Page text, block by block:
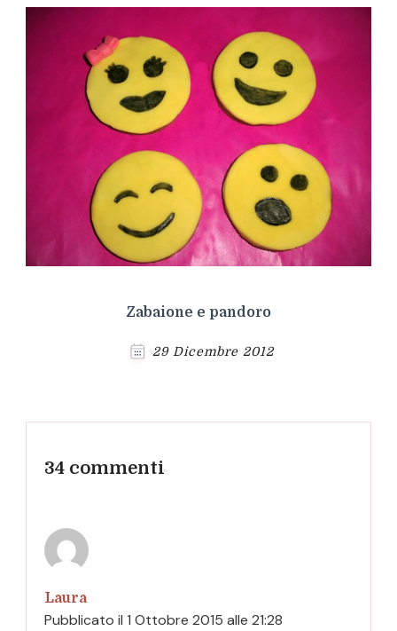
Zabaione e pandoro
29 Dicembre 2012
34 commenti
Laura
Pubblicato il 1 Ottobre 2015 alle 21:28